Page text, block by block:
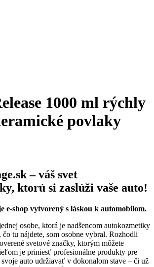
1000 ml rýchly
povlaky
– váš svet
ktorú si zaslúži vaše auto!
e-shop vytvorený s láskou k automobilom.
osobe, ktorá je nadšencom autokozmetiky
tu nájdete, som osobne vybral. Rozhodli
svetové značky, ktorým môžete
je priniesť profesionálne produkty pre
auto udržiavať v dokonalom stave – či už